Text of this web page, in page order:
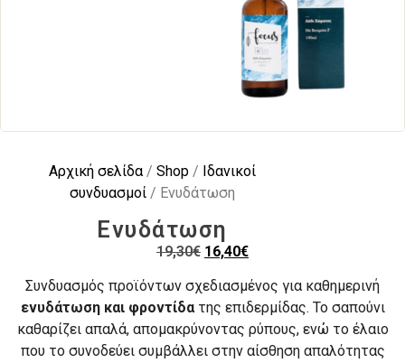
Αρχική σελίδα/ Shop / Ιδανικοί
συνδυασμοί / Ενυδάτωση
Ενυδάτωση
19,30€ 16,40€
Συνδυασμός προϊόντων σχεδιασμένος για καθημερινή
ενυδάτωση και φροντίδατης επιδερμίδας. Το σαπούνι
καθαρίζει απαλά, απομακρύνοντας ρύπους, ενώ το έλαιο
που το συνοδεύει συμβάλλει στην αίσθηση απαλότητας